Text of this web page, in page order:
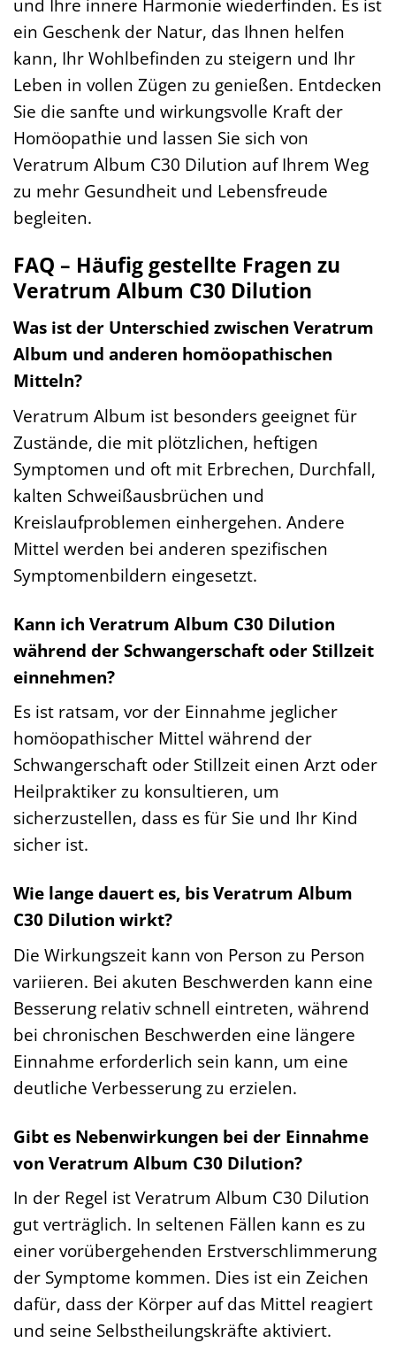
ein Geschenk der Natur, das Ihnen helfen
kann, Ihr Wohlbefinden zu steigern und Ihr
Leben in vollen Zügen zu genießen. Entdecken
Sie die sanfte und wirkungsvolle Kraft der
Homöopathie und lassen Sie sich von
Veratrum Album C30 Dilution auf Ihrem Weg
zu mehr Gesundheit und Lebensfreude
begleiten.
FAQ – Häufig gestellte Fragen zu
Veratrum Album C30 Dilution
Was ist der Unterschied zwischen Veratrum
Album und anderen homöopathischen
Mitteln?
Veratrum Album ist besonders geeignet für
Zustände, die mit plötzlichen, heftigen
Symptomen und oft mit Erbrechen, Durchfall,
kalten Schweißausbrüchen und
Kreislaufproblemen einhergehen. Andere
Mittel werden bei anderen spezifischen
Symptomenbildern eingesetzt.
Kann ich Veratrum Album C30 Dilution
während der Schwangerschaft oder Stillzeit
einnehmen?
Es ist ratsam, vor der Einnahme jeglicher
homöopathischer Mittel während der
Schwangerschaft oder Stillzeit einen Arzt oder
Heilpraktiker zu konsultieren, um
sicherzustellen, dass es für Sie und Ihr Kind
sicher ist.
Wie lange dauert es, bis Veratrum Album
C30 Dilution wirkt?
Die Wirkungszeit kann von Person zu Person
variieren. Bei akuten Beschwerden kann eine
Besserung relativ schnell eintreten, während
bei chronischen Beschwerden eine längere
Einnahme erforderlich sein kann, um eine
deutliche Verbesserung zu erzielen.
Gibt es Nebenwirkungen bei der Einnahme
von Veratrum Album C30 Dilution?
In der Regel ist Veratrum Album C30 Dilution
gut verträglich. In seltenen Fällen kann es zu
einer vorübergehenden Erstverschlimmerung
der Symptome kommen. Dies ist ein Zeichen
dafür, dass der Körper auf das Mittel reagiert
und seine Selbstheilungskräfte aktiviert.